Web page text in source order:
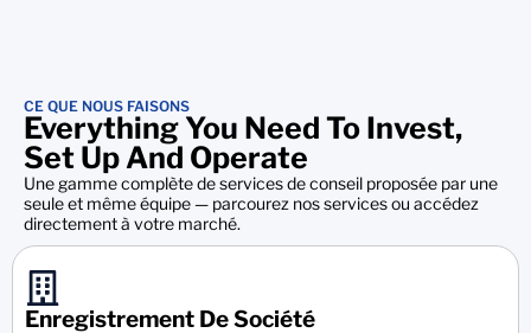
CE QUE NOUS FAISONS
Everything You Need To Invest,
Set Up And Operate
Une gamme complète de services de conseil proposée par une
seule et même équipe — parcourez nos services ou accédez
directement à votre marché.
Enregistrement De Société